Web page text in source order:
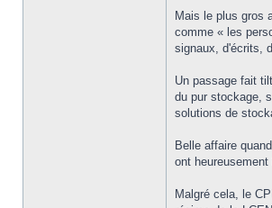
Mais le plus gros
comme « les
signaux, d'écrits,
Un passage fait
du pur stockage,
solutions de
Belle affaire
ont
Malgré cela, le